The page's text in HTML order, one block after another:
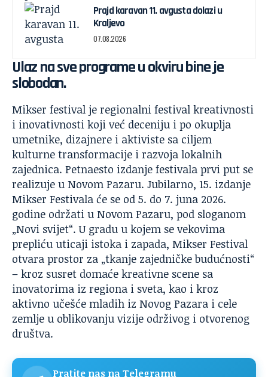
Prajd karavan 11. avgusta dolazi u
Kraljevo
07.08.2026
Ulaz na sve programe u okviru bine je
slobodan.
Mikser festival je regionalni festival kreativnosti
i inovativnosti koji već deceniju i po okuplja
umetnike, dizajnere i aktiviste sa ciljem
kulturne transformacije i razvoja lokalnih
zajednica. Petnaesto izdanje festivala prvi put se
realizuje u Novom Pazaru. Jubilarno, 15. izdanje
Mikser Festivala će se od 5. do 7. juna 2026.
godine održati u Novom Pazaru, pod sloganom
„Novi svijet“. U gradu u kojem se vekovima
prepliću uticaji istoka i zapada, Mikser Festival
otvara prostor za „tkanje zajedničke budućnosti“
– kroz susret domaće kreativne scene sa
inovatorima iz regiona i sveta, kao i kroz
aktivno učešće mladih iz Novog Pazara i cele
zemlje u oblikovanju vizije održivog i otvorenog
društva.
Pratite nas na Telegramu